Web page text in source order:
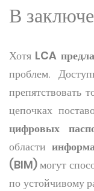
В
Хотя LCA
проблем.
препятствовать
цепочках
цифровых
области
(BIM)могут
по устойчивому